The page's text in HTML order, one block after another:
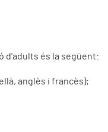
d'adults és la següent:
anglès i francès);